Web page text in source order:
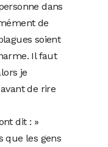
dans
de
soient
Il faut
je
de rire
dit : »
que les gens